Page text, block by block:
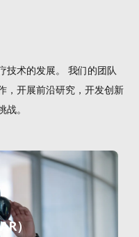
技术的发展。 我们的团队
，开展前沿研究，开发创新
。
）